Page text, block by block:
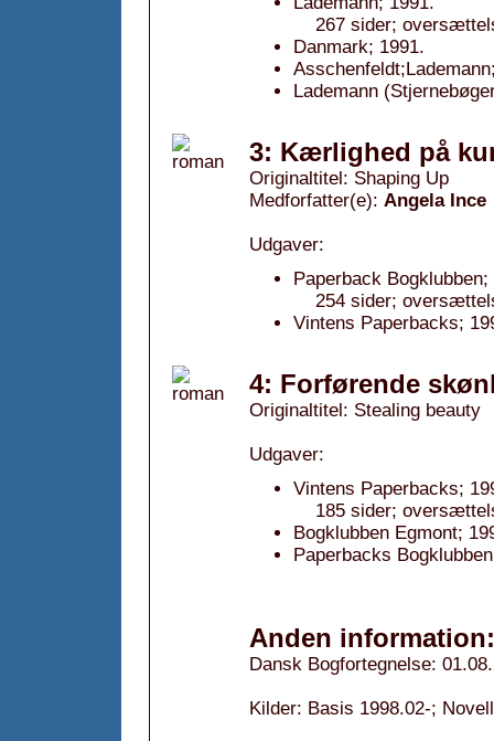
267 sider;
Danmark; 1991.
Lademann
3: Kærlighed på
Originaltitel: Shaping Up
Medforfatter(e): Angela Ince
Udgaver:
Paperback
254 sider;
Vintens Paperbacks;
4: Forførende
Originaltitel: Stealing beauty
Udgaver:
Vintens Paperbacks;
185 sider;
Bogklubben Egmont;
Paperbacks
Anden information:
Dansk Bogfortegnelse:
Kilder: Basis 1998.02-;